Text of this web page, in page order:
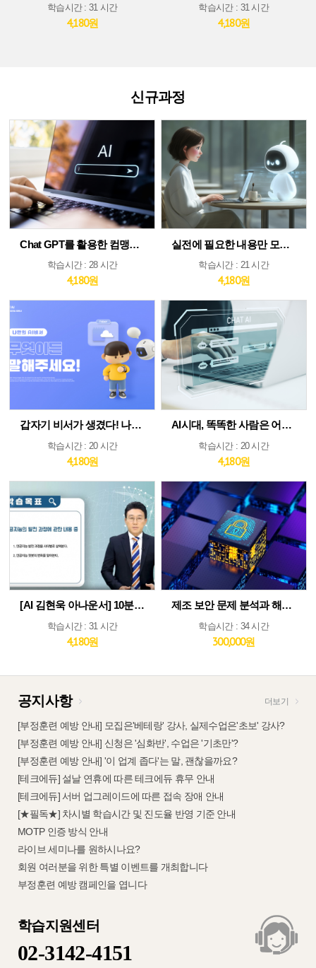
학습시간 : 31 시간
4,180원
학습시간 : 31 시간
4,180원
신규과정
Chat GPT를 활용한 컴맹도 쉬운 AI
학습시간 : 28 시간
4,180원
실전에 필요한 내용만 모았다! ChatGPT&AI 툴 활용 가이드
학습시간 : 21 시간
4,180원
갑자기 비서가 생겼다! 나만의 AI인턴 활용법
학습시간 : 20 시간
4,180원
AI시대, 똑똑한 사람은 어떻게 생각하고 질문하는가
학습시간 : 20 시간
4,180원
[AI 김현욱 아나운서] 10분이면 따라하는 직장인 ChatGPT 바이블
학습시간 : 31 시간
4,180원
제조 보안 문제 분석과 해법 : IEC 62443 분석 및 구축 전략 집중 분석
학습시간 : 34 시간
300,000원
공지사항 더보기
[부정훈련 예방 안내] 모집은'베테랑' 강사, 실제수업은'초보' 강사?
[부정훈련 예방 안내] 신청은 '심화반', 수업은 '기초만'?
[부정훈련 예방 안내] '이 업계 좁다'는 말, 괜찮을까요?
[테크에듀] 설날 연휴에 따른 테크에듀 휴무 안내
[테크에듀] 서버 업그레이드에 따른 접속 장애 안내
[★필독★] 차시별 학습시간 및 진도율 반영 기준 안내
MOTP 인증 방식 안내
라이브 세미나를 원하시나요?
회원 여러분을 위한 특별 이벤트를 개최합니다
부정훈련 예방 캠페인을 엽니다
학습지원센터
02-3142-4151